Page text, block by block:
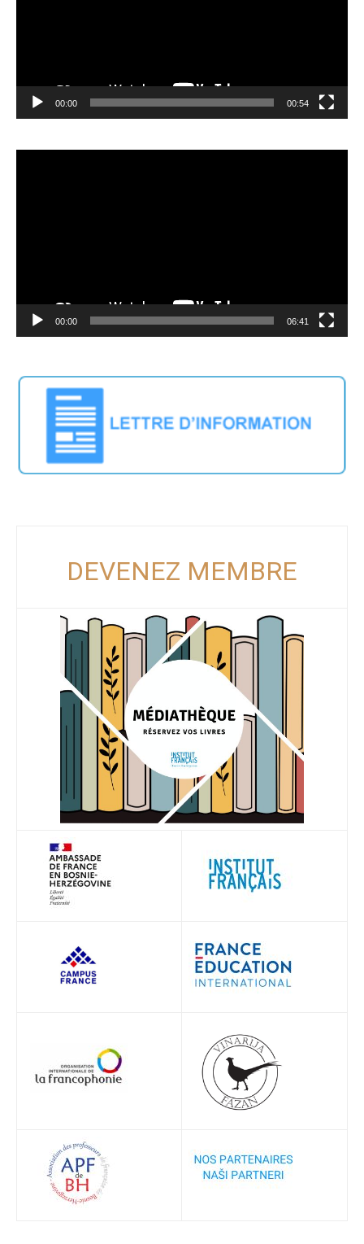
00:00 00:54
00:00 06:41
DEVENEZ MEMBRE